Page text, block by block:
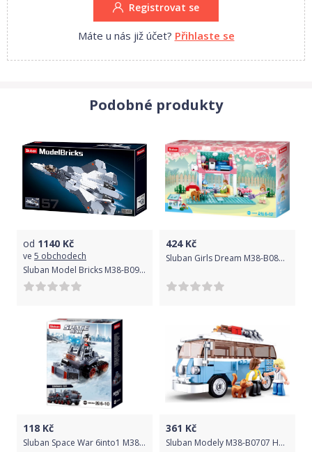
podrobný návod na sestavení. Na krabici u většiny výrobků jsou
vyobrazeny další varianty, jak je možné stavebnice poskládat.
Registrovat se
Máte u nás již účet? Přihlaste se
Podobné produkty
od 1140 Kč
ve 5 obchodech
Sluban Model Bricks M38-B0986 Proudový stíhací letoun Su-57 2v1
424Kč
Sluban Girls Dream M38-B0821 Sousedovic dům
118 Kč
Sluban Space War 6into1 M38-B0926A Vozidlo pořádkové jednotky
361 Kč
Sluban Modely M38-B0707 Happy bus